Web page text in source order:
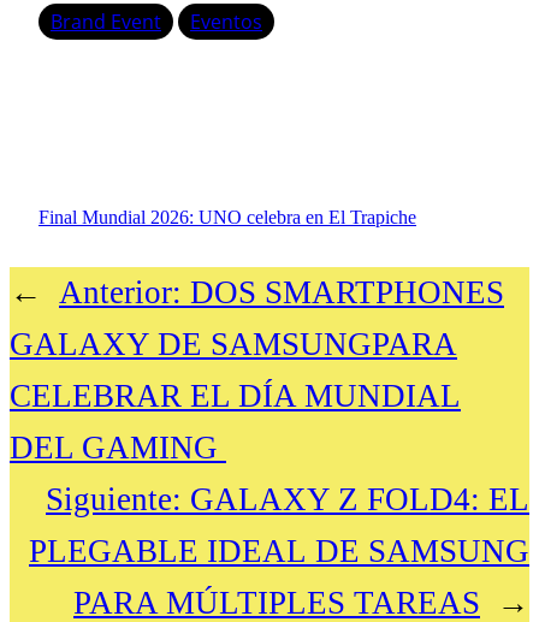
Brand Event Eventos
Final Mundial 2026: UNO celebra en El Trapiche
← Anterior: DOS SMARTPHONES
GALAXY DE SAMSUNGPARA
CELEBRAR EL DÍA MUNDIAL
DEL GAMING
Siguiente: GALAXY Z FOLD4: EL
PLEGABLE IDEAL DE SAMSUNG
PARA MÚLTIPLES TAREAS
→